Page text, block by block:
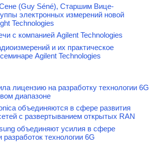
(Guy Séné), Старшим Вице-
электронных измерений новой
Technologies
с компанией Agilent Technologies
и их практическое
Agilent Technologies
лицензию на разработку технологии 6G
диапазоне
объединяются в сфере развития
с развертыванием открытых RAN
объединяют усилия в сфере
разработок технологии 6G